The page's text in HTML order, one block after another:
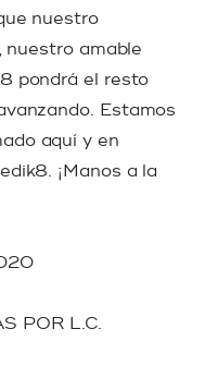
nuestro
nuestro amable
pondrá el resto
Estamos
aquí y en
¡Manos a la
POR L.C.